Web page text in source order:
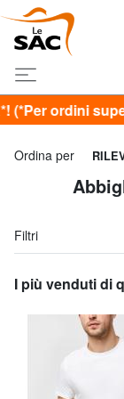
30€)
Ordina per
Filtri
I più venduti di